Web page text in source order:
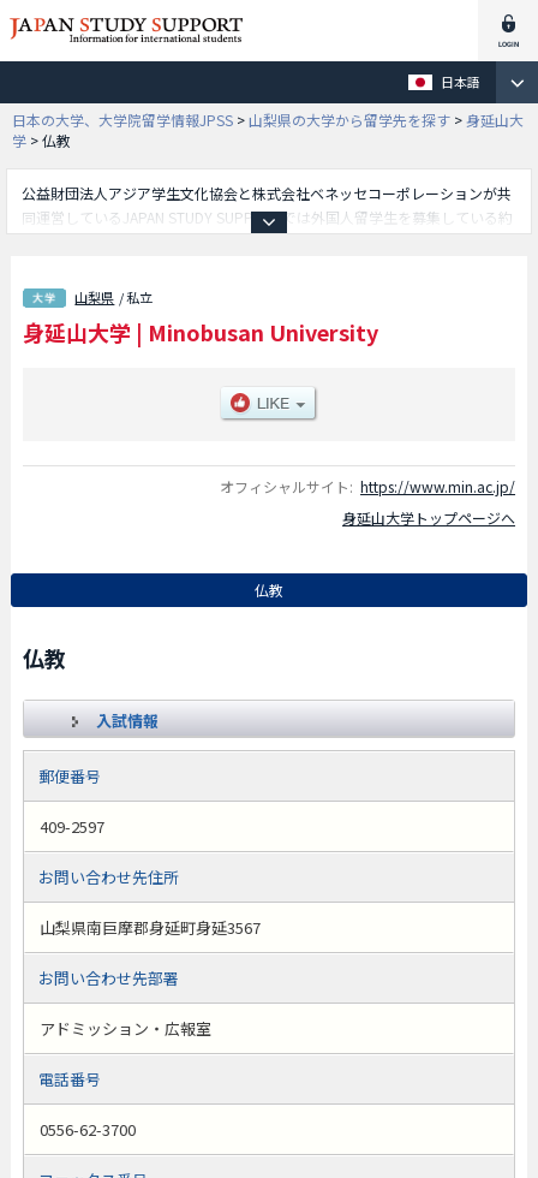
日本語
日本の大学、大学院留学情報JPSS >山梨県の大学から留学先を探す >身延山大
学 >仏教
公益財団法人アジア学生文化協会と株式会社ベネッセコーポレーションが共
同運営しているJAPAN STUDY SUPPORTでは外国人留学生を募集している約
別情報や、募集定員や合格者数など入試情報、施設案内、アクセスなど外国
人留学生に必要な情報を掲載しているので是非ご利用ください。
山梨県 / 私立
身延山大学 | Minobusan University
オフィシャルサイト: https://www.min.ac.jp/
身延山大学トップページへ
仏教
仏教
入試情報
郵便番号
409-2597
お問い合わせ先住所
山梨県南巨摩郡身延町身延3567
お問い合わせ先部署
アドミッション・広報室
電話番号
0556-62-3700